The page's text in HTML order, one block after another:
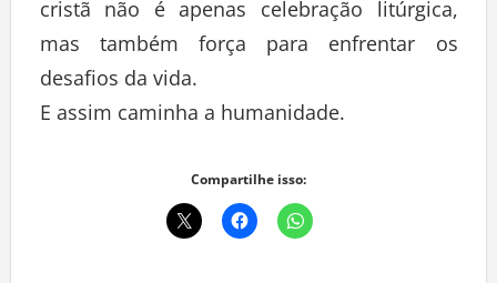
cristã não é apenas celebração litúrgica,
mas também força para enfrentar os
desafios da vida.
E assim caminha a humanidade.
Compartilhe isso: